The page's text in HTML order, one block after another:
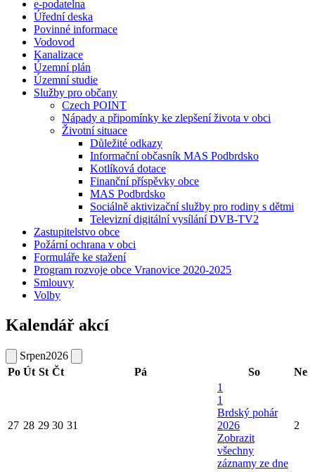
e-podatelna
Úřední deska
Povinné informace
Vodovod
Kanalizace
Územní plán
Územní studie
Služby pro občany
Czech POINT
Nápady a připomínky ke zlepšení života v obci
Životní situace
Důležité odkazy
Informační občasník MAS Podbrdsko
Kotlíková dotace
Finanční příspěvky obce
MAS Podbrdsko
Sociálně aktivizační služby pro rodiny s dětmi
Televizní digitální vysílání DVB-TV2
Zastupitelstvo obce
Požární ochrana v obci
Formuláře ke stažení
Program rozvoje obce Vranovice 2020-2025
Smlouvy
Volby
Kalendář akcí
Srpen2026
Po Út St Čt Pá So Ne
27 28 29 30 31
1
1
Brdský pohár
2026
Zobrazit
všechny
záznamy ze dne
2